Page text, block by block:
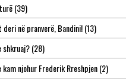
(39)
deri në pranverë, Bandini!(13)
shkruaj?(28)
kam njohur Frederik Rreshpjen(2)